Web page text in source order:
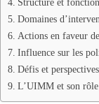
Domaines
Actions en faveur
Influence sur les
Défis et
L’UIMM et son